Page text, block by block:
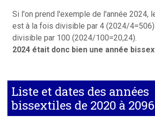
Si l'on prend l'exemple de l'année 2024,
est à la fois divisible par 4 (2024/4=506)
divisible par 100 (2024/100=20,24).
2024 était donc bien une année
Liste et dates des années
bissextiles de 2020 à 2096